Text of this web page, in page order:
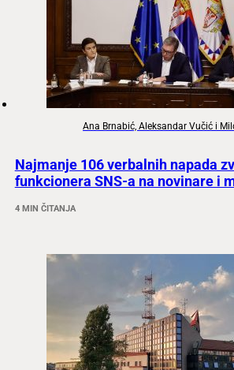
Ana Brnabić, Aleksandar Vučić i
Najmanje 106 verbalnih napada
funkcionera SNS-a na novinare i
4 MIN ČITANJA